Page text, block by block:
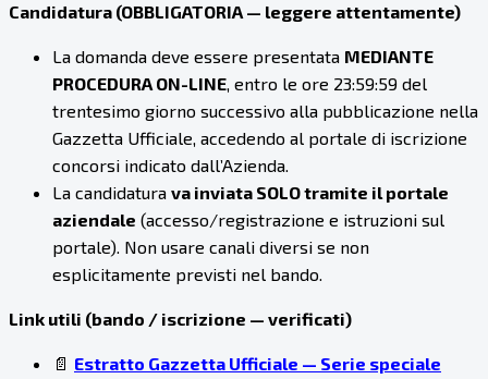
Candidatura (OBBLIGATORIA — leggere attentamente)
La domanda deve essere presentata MEDIANTE
PROCEDURA ON-LINE, entro le ore 23:59:59 del
trentesimo giorno successivo alla pubblicazione nella
Gazzetta Ufficiale, accedendo al portale di iscrizione
concorsi indicato dall’Azienda.
La candidatura va inviata SOLO tramite il portale
aziendale (accesso/registrazione e istruzioni sul
portale). Non usare canali diversi se non
esplicitamente previsti nel bando.
Link utili (bando / iscrizione — verificati)
📄 Estratto Gazzetta Ufficiale — Serie speciale